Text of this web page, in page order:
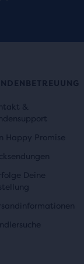
&
Happy Promise
Deine